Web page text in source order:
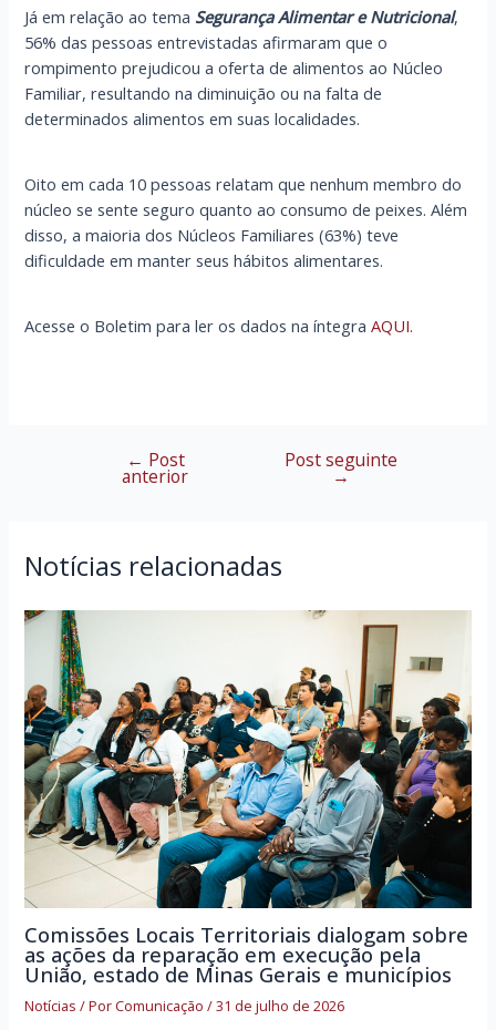
Já em relação ao tema Segurança Alimentar e Nutricional,
56% das pessoas entrevistadas afirmaram que o
rompimento prejudicou a oferta de alimentos ao Núcleo
Familiar, resultando na diminuição ou na falta de
determinados alimentos em suas localidades.
Oito em cada 10 pessoas relatam que nenhum membro do
núcleo se sente seguro quanto ao consumo de peixes. Além
disso, a maioria dos Núcleos Familiares (63%) teve
dificuldade em manter seus hábitos alimentares.
Acesse o Boletim para ler os dados na íntegraAQUI.
Navegação
← Post
anterior
Post seguinte
→
Notícias relacionadas
Comissões Locais Territoriais dialogam sobre
as ações da reparação em execução pela
União, estado de Minas Gerais e municípios
Notícias / PorComunicação/31 de julho de 2026